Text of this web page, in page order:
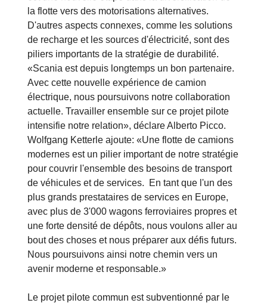
Pour ARS Altmann, la livraison et l'utilisation du
premier porte-voiture électrique Scania standard
est une nouvelle étape dans la diversification de
la flotte vers des motorisations alternatives.
D'autres aspects connexes, comme les solutions
de recharge et les sources d'électricité, sont des
piliers importants de la stratégie de durabilité.
«Scania est depuis longtemps un bon partenaire.
Avec cette nouvelle expérience de camion
électrique, nous poursuivons notre collaboration
actuelle. Travailler ensemble sur ce projet pilote
intensifie notre relation», déclare Alberto Picco.
Wolfgang Ketterle ajoute: «Une flotte de camions
modernes est un pilier important de notre stratégie
pour couvrir l'ensemble des besoins de transport
de véhicules et de services. En tant que l'un des
plus grands prestataires de services en Europe,
avec plus de 3'000 wagons ferroviaires propres et
une forte densité de dépôts, nous voulons aller au
Nous poursuivons ainsi notre chemin vers un